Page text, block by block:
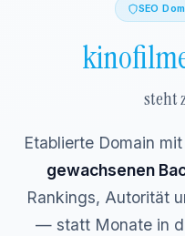
SEO
steht
Etablierte Domain mit
gewachsenen
Rankings, Autorität
— statt Monate in